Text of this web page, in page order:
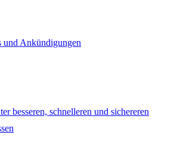
und Ankündigungen
besseren, schnelleren und sichereren